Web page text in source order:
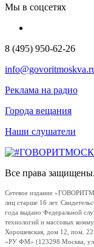
Мы в соцсетях
8 (495) 950-62-26
Реклама на радио
Города вещания
Наши слушатели
Все права
Сетевое издание
лиц старше 16 лет.
года выдано Федеральной
технологий и массовых
Хорошевская, дом 12, пом.
«РУ ФМ» (123298 Москва,